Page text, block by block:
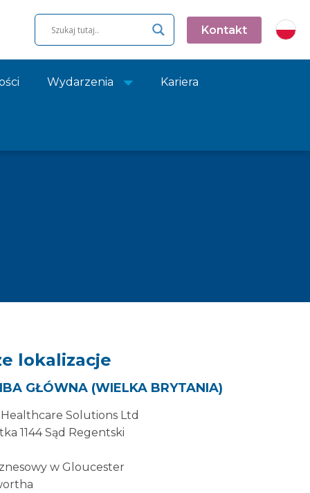
Kontakt
Wydarzenia Kariera
lokalizacje
GŁÓWNA (WIELKA BRYTANIA)
Solutions Ltd
1144 Sąd Regentski
w Gloucester